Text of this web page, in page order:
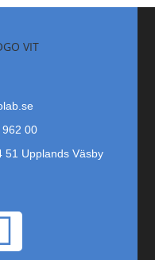
00
51 Upplands Väsby